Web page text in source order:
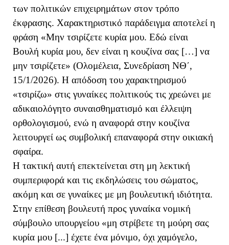
των πολιτικών επιχειρημάτων στον τρόπο
έκφρασης. Χαρακτηριστικό παράδειγμα αποτελεί η
φράση «Μην τσιρίζετε κυρία μου. Εδώ είναι
Βουλή κυρία μου, δεν είναι η κουζίνα σας […] να
μην τσιρίζετε» (Ολομέλεια, Συνεδρίαση ΝΘ΄,
15/1/2026). Η απόδοση του χαρακτηρισμού
«τσιρίζω» στις γυναίκες πολιτικούς τις χρεώνει με
αδικαιολόγητο συναισθηματισμό και έλλειψη
ορθολογισμού, ενώ η αναφορά στην κουζίνα
λειτουργεί ως συμβολική επαναφορά στην οικιακή
σφαίρα.
Η τακτική αυτή επεκτείνεται στη μη λεκτική
συμπεριφορά και τις εκδηλώσεις του σώματος,
ακόμη και σε γυναίκες με μη βουλευτική ιδιότητα.
Στην επίθεση βουλευτή προς γυναίκα νομική
σύμβουλο υπουργείου «μη στρίβετε τη μούρη σας
κυρία μου [...] έχετε ένα μόνιμο, όχι χαμόγελο,